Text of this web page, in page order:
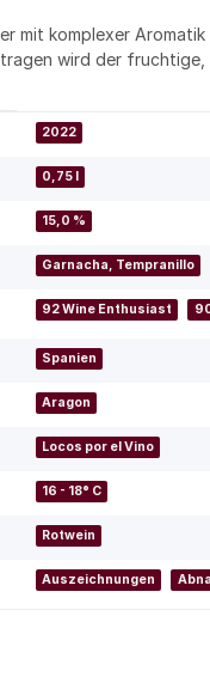
mit komplexer
wird der fruchtige,
2022
0,75 l
15,0 %
Garnacha, Tempranillo
92 Wine Enthusiast
Spanien
Aragon
Locos por el Vino
16 - 18° C
Rotwein
Auszeichnungen